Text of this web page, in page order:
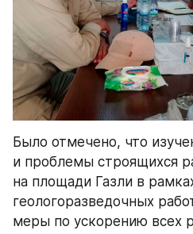
Было отмечено, что
и проблемы строящихся
на площади Газли в
геологоразведочных
меры по ускорению всех